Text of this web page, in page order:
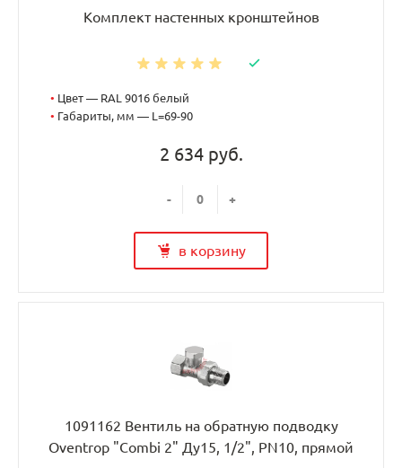
Комплект настенных кронштейнов
• Цвет — RAL 9016 белый
• Габариты, мм — L=69-90
2 634 руб.
- +
в корзину
1091162 Вентиль на обратную подводку
Oventrop "Combi 2" Ду15, 1/2", PN10, прямой